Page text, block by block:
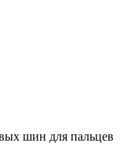
шин для пальцев